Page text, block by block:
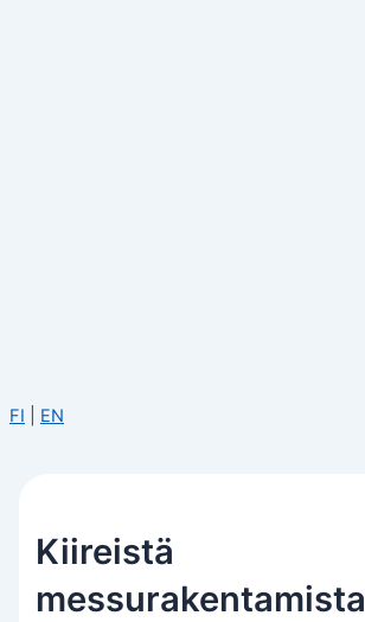
FI EN
Kiireistä
messurakentamista